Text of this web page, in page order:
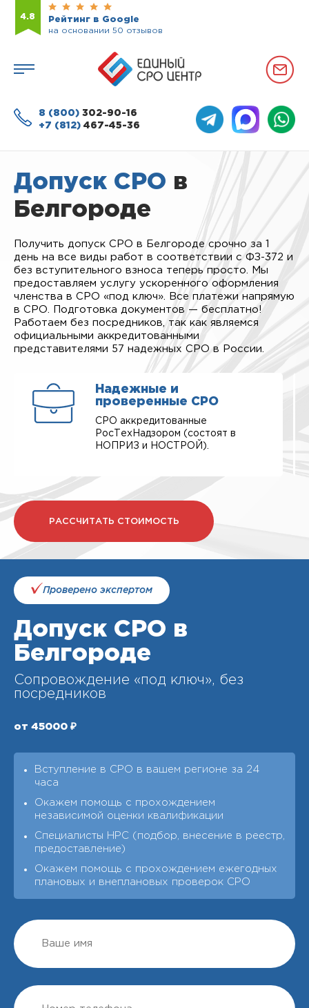
4.8
Рейтинг в Google
на основании 50 отзывов
8 (800) 302-90-16
+7 (812) 467-45-36
Допуск СРО в
Белгороде
Получить допуск СРО в Белгороде срочно за 1
день на все виды работ в соответствии с ФЗ-372 и
без вступительного взноса теперь просто. Мы
предоставляем услугу ускоренного оформления
членства в СРО «под ключ». Все платежи напрямую
в СРО. Подготовка документов — бесплатно!
Работаем без посредников, так как являемся
официальными аккредитованными
представителями 57 надежных СРО в России.
Надежные и
проверенные СРО
СРО аккредитованные
РосТехНадзором (состоят в
НОПРИЗ и НОСТРОЙ).
РАССЧИТАТЬ СТОИМОСТЬ
Проверено экспертом
Допуск СРО в
Белгороде
Сопровождение «под ключ», без
посредников
от 45000 ₽
Вступление в СРО в вашем регионе за 24
часа
Окажем помощь с прохождением
независимой оценки квалификации
Специалисты НРС (подбор, внесение в реестр,
предоставление)
Окажем помощь с прохождением ежегодных
плановых и внеплановых проверок СРО